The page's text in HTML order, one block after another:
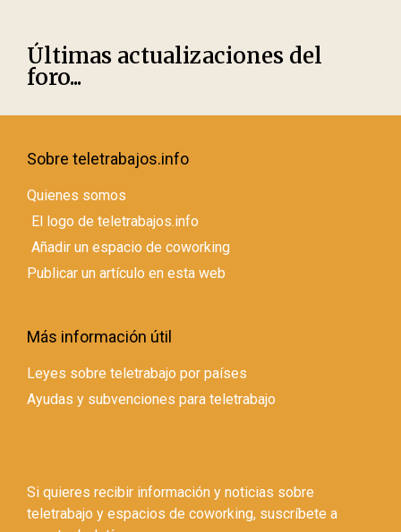
Últimas actualizaciones del
foro...
Sobre teletrabajos.info
Quienes somos
El logo de teletrabajos.info
Añadir un espacio de coworking
Publicar un artículo en esta web
Más información útil
Leyes sobre teletrabajo por países
Ayudas y subvenciones para teletrabajo
Si quieres recibir información y noticias sobre
teletrabajo y espacios de coworking, suscríbete a